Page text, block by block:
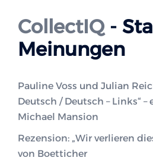
CollectIQ-
Meinungen
Pauline Voss und Julian
Deutsch / Deutsch – Links“
Michael Mansion
Rezension: „Wir verlieren
von Boetticher